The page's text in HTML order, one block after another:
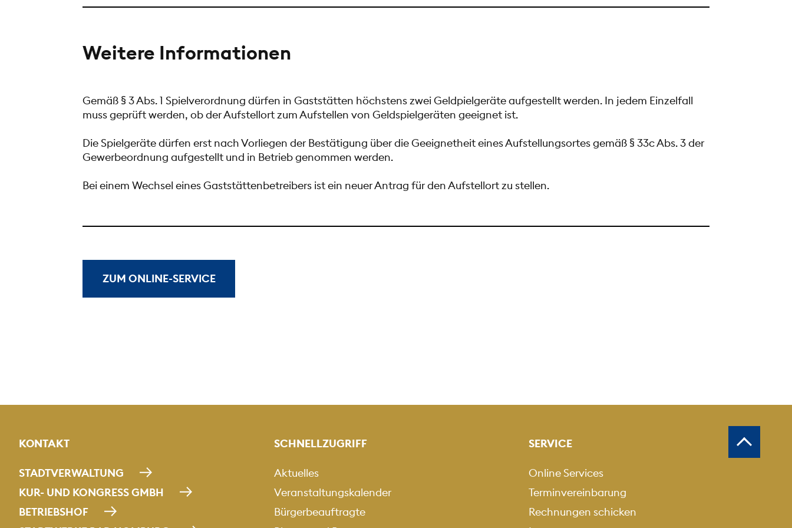
Weitere Informationen
Gemäß § 3 Abs. 1 Spielverordnung dürfen in Gaststätten höchstens zwei Geldpielgeräte aufgestellt werden. In jedem Einzelfall
muss geprüft werden, ob der Aufstellort zum Aufstellen von Geldspielgeräten geeignet ist.
Die Spielgeräte dürfen erst nach Vorliegen der Bestätigung über die Geeignetheit eines Aufstellungsortes gemäß § 33c Abs. 3 der
Gewerbeordnung aufgestellt und in Betrieb genommen werden.
Bei einem Wechsel eines Gaststättenbetreibers ist ein neuer Antrag für den Aufstellort zu stellen.
ZUM ONLINE-SERVICE
KONTAKT
STADTVERWALTUNG
KUR- UND KONGRESS GMBH
BETRIEBSHOF
SCHNELLZUGRIFF
Aktuelles
Veranstaltungskalender
Bürgerbeauftragte
SERVICE
Online Services
Terminvereinbarung
Rechnungen schicken